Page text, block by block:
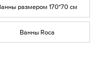
размером 170*70 см
Ванны Roca